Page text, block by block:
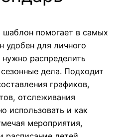
шаблон помогает в самых
удобен для личного
нужно распределить
дела. Подходит
графиков,
отслеживания
использовать и как
мероприятия,